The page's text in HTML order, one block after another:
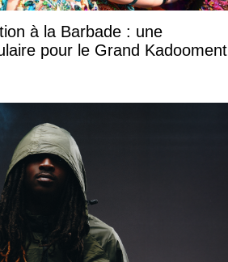
à la Barbade : une
pour le Grand Kadooment